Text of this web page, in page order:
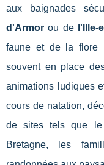
aux baignades
d'Armor ou de l'Ille-
faune et de la flore
souvent en place
animations ludiques
cours de natation,
de sites tels que
Bretagne, les